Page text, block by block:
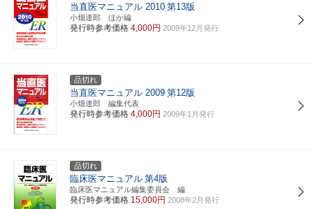
当直医マニュアル 2010 第13版
小畑達郎 ほか編
発行時参考価格 4,000円 2009年12月発行
品切れ
当直医マニュアル 2009 第12版
小畑達郎 編集代表
発行時参考価格 4,000円 2009年1月発行
品切れ
臨床医マニュアル 第4版
臨床医マニュアル編集委員会 編
発行時参考価格 15,000円 2008年2月発行